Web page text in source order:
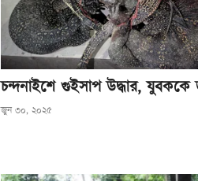
চন্দনাইশে গুইসাপ উদ্ধার, যুবককে
জুন ৩০, ২০২৫